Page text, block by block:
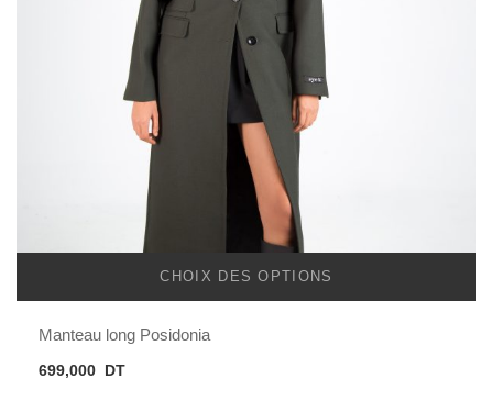
CHOIX DES OPTIONS
Manteau long Posidonia
699,000 DT